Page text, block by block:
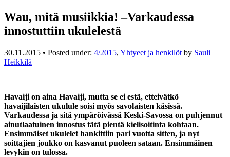
Wau, mitä musiikkia! –Varkaudessa
innostuttiin ukulelestä
30.11.2015 • Posted under: 4/2015, Yhtyeet ja henkilöt by Sauli
Heikkilä
Havaiji on aina Havaiji, mutta se ei estä, etteivätkö
havaijilaisten ukulule soisi myös savolaisten käsissä.
Varkaudessa ja sitä ympäröivässä Keski-Savossa on puhjennut
ainutlaatuinen innostus tätä pientä kielisoitinta kohtaan.
Ensimmäiset ukulelet hankittiin pari vuotta sitten, ja nyt
soittajien joukko on kasvanut puoleen sataan. Ensimmäinen
levykin on tulossa.